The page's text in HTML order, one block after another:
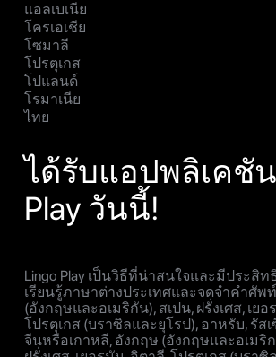
แอลเบเนีย
โครเอเชีย
โซมาลี
โปรตุเกส
โปแลนด์
โรมาเนีย
ไทย
ได้รับแอปพลิเคชัน
Play วันนี้!
Lingo Play เป็นวิธีที่น่าสนใจและมีประสิ
เรียนรู้ภาษาต่างประเทศและจดจำคำศั
(อังกฤษและอเมริกัน), สเปน, ฝรั่งเศส, เย
โปรตุเกส (บราซิลและยุโรป), อาหรับ, รัส
จีนหรือเกาหลี, อังกฤษ (อังกฤษและอเมริก